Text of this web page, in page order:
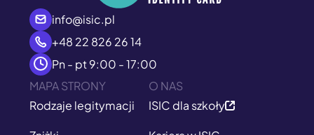
info@isic.pl
+48 22 826 26 14
Pn - pt 9:00 - 17:00
MAPA STRONY
Rodzaje legitymacji
O NAS
ISIC dla szkoły